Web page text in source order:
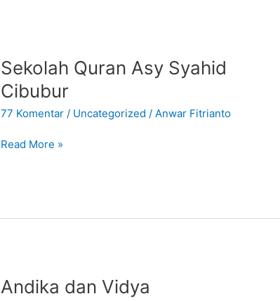
Sekolah Quran Asy Syahid
Cibubur
77 Komentar / Uncategorized /Anwar Fitrianto
Sekolah
Asy
Syahid
Read More »
Andika dan Vidya
Andika